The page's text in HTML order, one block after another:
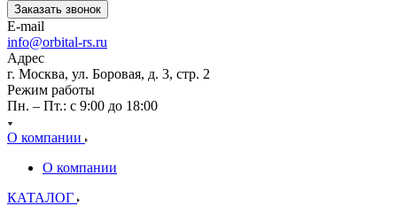
Заказать звонок
E-mail
info@orbital-rs.ru
Адрес
г. Москва, ул. Боровая, д. 3, стр. 2
Режим работы
Пн. – Пт.: с 9:00 до 18:00
О компании
О компании
КАТАЛОГ